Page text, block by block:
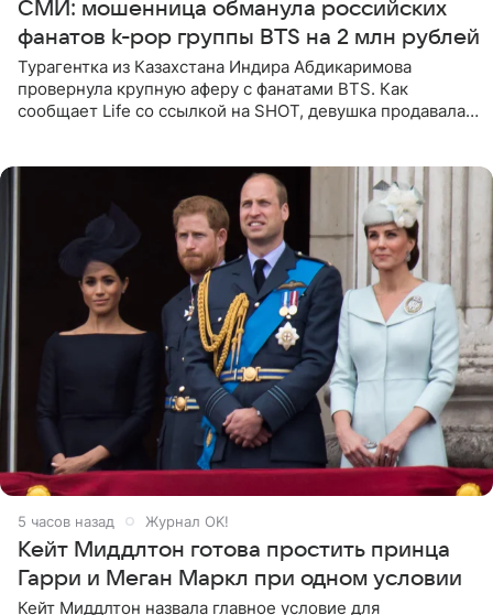
СМИ: мошенница обманула российских
фанатов k-pop группы BTS на 2 млн рублей
Турагентка из Казахстана Индира Абдикаримова
провернула крупную аферу с фанатами BTS. Как
сообщает Life со ссылкой на SHOT, девушка продавала
5 часов назад Журнал OK!
Кейт Миддлтон готова простить принца
Гарри и Меган Маркл при одном условии
Кейт Миддлтон назвала главное условие для